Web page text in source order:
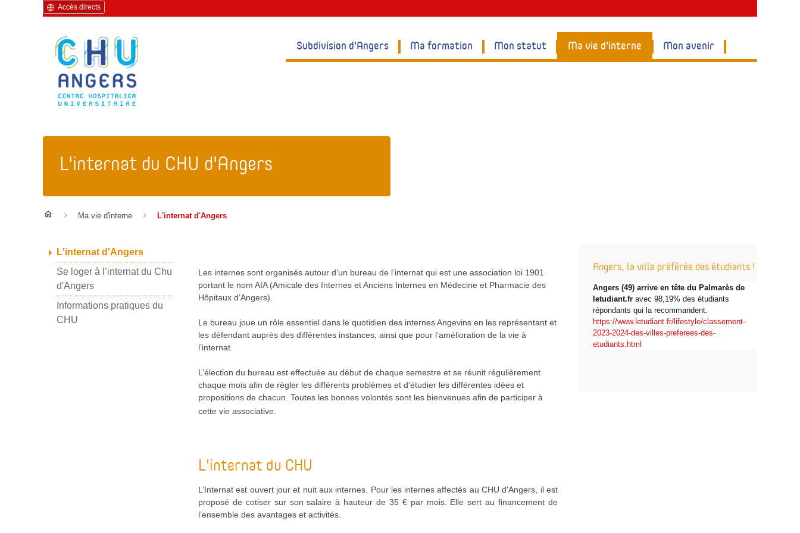
Accès directs
Subdivision d'Angers Ma formation Mon statut Ma vie d'interne Mon avenir
L'internat du CHU d'Angers
Ma vie d'interne L'internat d'Angers
Les internes sont organisés autour d’un bureau de l’internat qui est une association loi 1901
portant le nom AIA (Amicale des Internes et Anciens Internes en Médecine et Pharmacie des
Hôpitaux d’Angers).
Le bureau joue un rôle essentiel dans le quotidien des internes Angevins en les représentant et
les défendant auprès des différentes instances, ainsi que pour l’amélioration de la vie à
l’internat.
L’élection du bureau est effectuée au début de chaque semestre et se réunit régulièrement
chaque mois afin de régler les différents problèmes et d’étudier les différentes idées et
propositions de chacun. Toutes les bonnes volontés sont les bienvenues afin de participer à
cette vie associative.
L'internat du CHU
L’Internat est ouvert jour et nuit aux internes. Pour les internes affectés au CHU d'Angers, il est
proposé de cotiser sur son salaire à hauteur de 35 € par mois. Elle sert au financement de
l’ensemble des avantages et activités.
Angers, la ville préférée des étudiants !
Angers (49) arrive en tête du Palmarès de
letudiant.fr avec 98,19% des étudiants
répondants qui la recommandent.
https://www.letudiant.fr/lifestyle/classement-
2023-2024-des-villes-preferees-des-
etudiants.html
L'internat d'Angers
Se loger à l’internat du Chu
d'Angers
Informations pratiques du
CHU